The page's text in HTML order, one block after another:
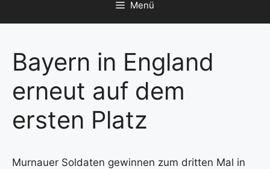
Menü
Bayern in England
erneut auf dem
ersten Platz
Mur­nau­er Sol­da­ten gewin­nen zum drit­ten Mal in